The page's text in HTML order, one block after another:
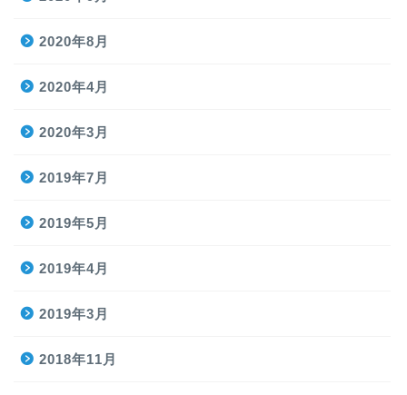
2020年8月
2020年4月
2020年3月
2019年7月
2019年5月
2019年4月
2019年3月
2018年11月